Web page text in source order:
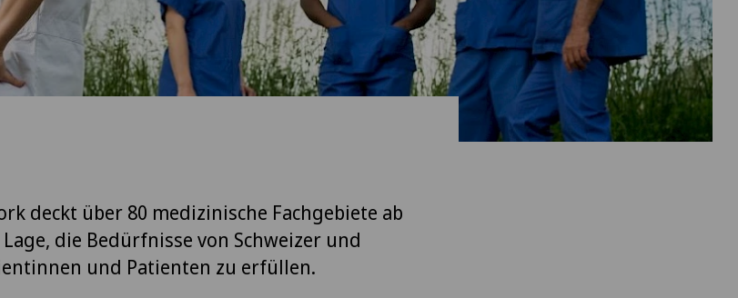
deckt über 80 medizinische Fachgebiete ab
die Bedürfnisse von Schweizer und
und Patienten zu erfüllen.